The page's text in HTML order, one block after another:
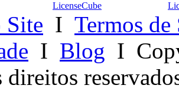
Site I Termos
I Blog I
direitos